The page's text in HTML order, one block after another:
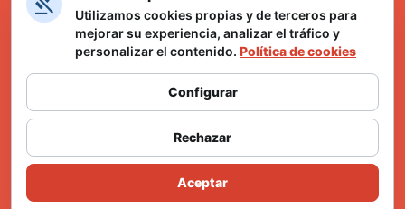
Formulario Ley Karin
Utilizamos cookies propias y de terceros para
mejorar su experiencia, analizar el tráfico y
personalizar el contenido. Política de cookies
Configurar
Rechazar
Aceptar